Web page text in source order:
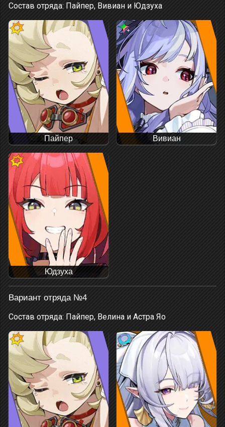
Состав отряда: Пайпер, Вивиан и Юдзуха
Пайпер Вивиан
Юдзуха
Вариант отряда №4
Состав отряда: Пайпер, Велина и Астра Яо